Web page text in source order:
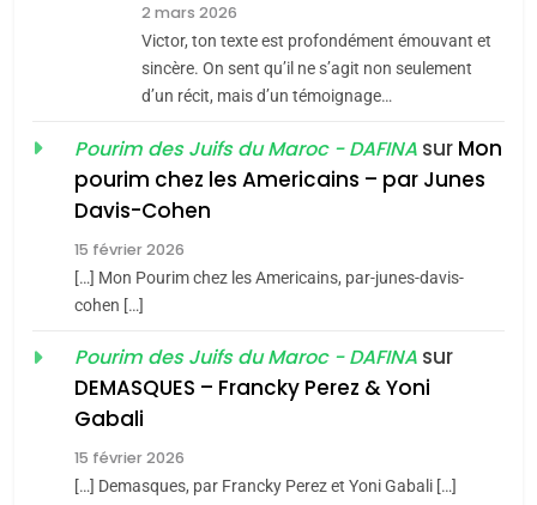
Maroc : Les amandes de
Tafraout, le miel de Tadla
Azilal consacrés produits
du terroir
DAFINA MAROC
Oeil ravageur – Vanessa
De Loya Stauber
«Tu dis génocide, je dis
guerre»: La nouvelle
2 mars 2026
Victor, ton texte est profondément émouvant et
sincère. On sent qu’il ne s’agit non seulement
d’un récit, mais d’un témoignage…
Pourim des Juifs du Maroc - DAFINA sur Mon
pourim chez les Americains – par Junes
Davis-Cohen
15 février 2026
[…] Mon Pourim chez les Americains, par-junes-davis-
cohen […]
Pourim des Juifs du Maroc - DAFINA sur
DEMASQUES – Francky Perez & Yoni
Gabali
15 février 2026
[…] Demasques, par Francky Perez et Yoni Gabali […]
2025, l’année la plus
d’ADL contre
l’antisémitisme
FRANCE ISRAÉL
POURQUOI JE REVENDIQUE